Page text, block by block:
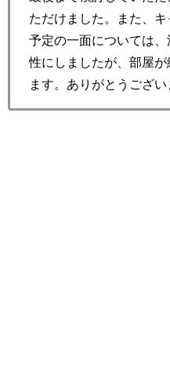
ただけました。また、
予定の一面については
性にしましたが、部屋
ます。ありがとうござい